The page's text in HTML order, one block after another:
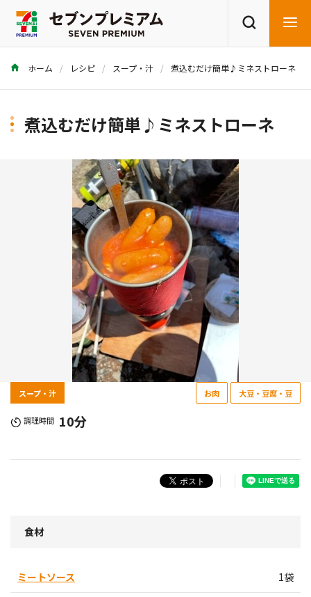
商品を探す レシピを探す
ホーム レシピ スープ・汁 煮込むだけ簡単♪ミネストローネ
煮込むだけ簡単♪ミネストローネ
スープ・汁 お肉 大豆・豆腐・豆
調理時間 10分
食材
ミートソース 1袋